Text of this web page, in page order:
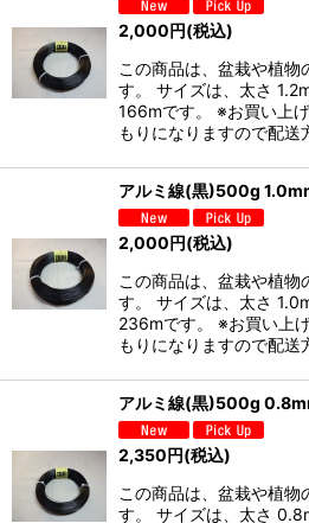
2,000円(税込)
この商品は、盆栽や植
す。 サイズは、太さ
166mです。 ※お買い上
もりになりますので配
アルミ線(黒)500g
2,000円(税込)
この商品は、盆栽や植
す。 サイズは、太さ
236mです。 ※お買い上
もりになりますので配
アルミ線(黒)500g
2,350円(税込)
この商品は、盆栽や植
す。 サイズは、太さ